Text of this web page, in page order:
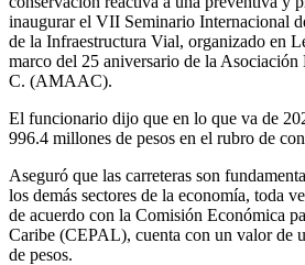
inaugurar el VII Seminario Internacional
de la Infraestructura Vial, organizado en
marco del 25 aniversario de la
C. (AMAAC).
El funcionario dijo que en lo que va de
996.4 millones de pesos en el rubro de
Aseguró que las carreteras son
los demás sectores de la economía, toda
de acuerdo con la Comisión Económica
Caribe (CEPAL), cuenta con un valor de
de pesos.